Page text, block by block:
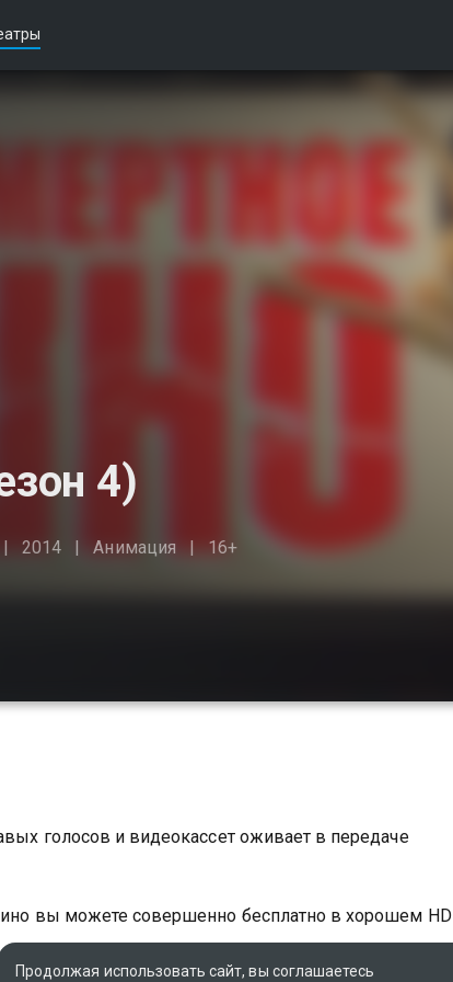
4)
2014 Анимация 16+
голосов и видеокассет оживает в передаче
вы можете совершенно бесплатно в хорошем HD
Продолжая использовать сайт, вы соглашаетесь